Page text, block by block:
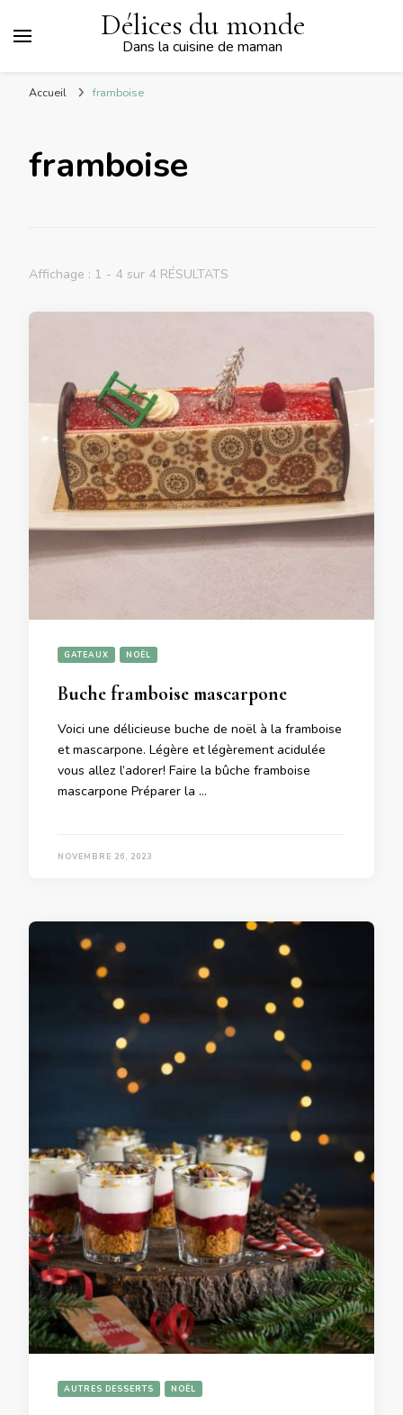
Délices du monde
Dans la cuisine de maman
Accueil framboise
framboise
Affichage : 1 - 4 sur 4 RÉSULTATS
GATEAUX NOËL
Buche framboise mascarpone
Voici une délicieuse buche de noël à la framboise
et mascarpone. Légère et légèrement acidulée
vous allez l’adorer! Faire la bûche framboise
mascarpone Préparer la …
NOVEMBRE 26, 2023
AUTRES DESSERTS NOËL